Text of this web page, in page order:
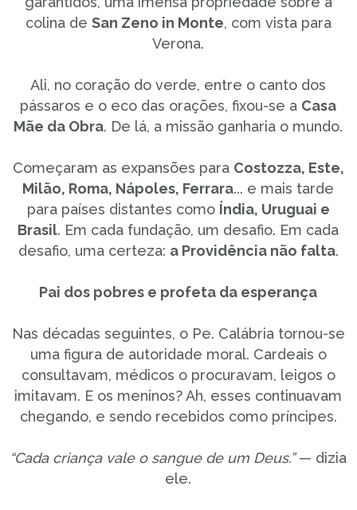
colina de San Zeno in Monte, com vista para
Verona.
Ali, no coração do verde, entre o canto dos
pássaros e o eco das orações, fixou-se a Casa
Mãe da Obra. De lá, a missão ganharia o mundo.
Começaram as expansões para Costozza, Este,
Milão, Roma, Nápoles, Ferrara... e mais tarde
para países distantes como Índia, Uruguai e
Brasil. Em cada fundação, um desafio. Em cada
desafio, uma certeza: a Providência não falta.
Pai dos pobres e profeta da esperança
Nas décadas seguintes, o Pe. Calábria tornou-se
uma figura de autoridade moral. Cardeais o
consultavam, médicos o procuravam, leigos o
imitavam. E os meninos? Ah, esses continuavam
chegando, e sendo recebidos como príncipes.
“Cada criança vale o sangue de um Deus.”— dizia
ele.